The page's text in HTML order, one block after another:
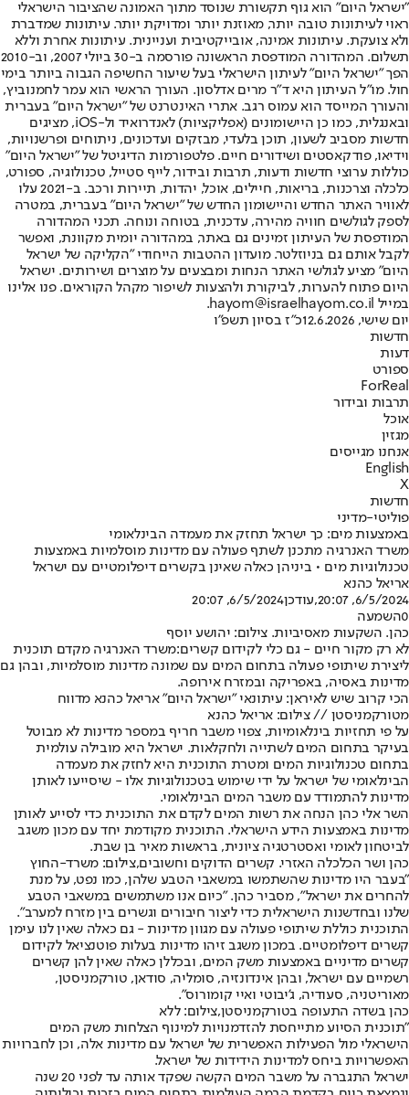
"ישראל היום" הוא גוף תקשורת שנוסד מתוך האמונה שהציבור הישראלי
ראוי לעיתונות טובה יותר, מאוזנת יותר ומדויקת יותר. עיתונות שמדברת
ולא צועקת. עיתונות אמינה, אובייקטיבית ועניינית. עיתונות אחרת וללא
תשלום. המהדורה המודפסת הראשונה פורסמה ב-30 ביולי 2007, וב-2010
הפך "ישראל היום" לעיתון הישראלי בעל שיעור החשיפה הגבוה ביותר בימי
חול. מו"ל העיתון היא ד"ר מרים אדלסון. העורך הראשי הוא עמר לחמנוביץ,
והעורך המייסד הוא עמוס רגב. אתרי האינטרנט של "ישראל היום" בעברית
ובאנגלית, כמו כן היישומונים (אפליקציות) לאנדרואיד ול-iOS, מציגים
חדשות מסביב לשעון, תוכן בלעדי, מבזקים ועדכונים, ניתוחים ופרשנויות,
וידיאו, פודקאסטים ושידורים חיים. פלטפורמות הדיגיטל של "ישראל היום"
כוללות ערוצי חדשות ודעות, תרבות ובידור, לייף סטייל, טכנולוגיה, ספורט,
כלכלה וצרכנות, בריאות, חיילים, אוכל, יהדות, תיירות ורכב. ב-2021 עלו
לאוויר האתר החדש והיישומון החדש של "ישראל היום" בעברית, במטרה
לספק לגולשים חוויה מהירה, עדכנית, בטוחה ונוחה. תכני המהדורה
המודפסת של העיתון זמינים גם באתר, במהדורה יומית מקוונת, ואפשר
לקבל אותם גם בניוזלטר. מועדון ההטבות הייחודי "הקליקה של ישראל
היום" מציע לגולשי האתר הנחות ומבצעים על מוצרים ושירותים. ישראל
היום פתוח להערות, לביקורת ולהצעות לשיפור מקהל הקוראים. פנו אלינו
במייל hayom@israelhayom.co.il.
יום שישי, 12.6.2026
כ"ז בסיון תשפ"ו
חדשות
דעות
ספורט
ForReal
תרבות ובידור
אוכל
מגזין
אנחנו מגייסים
English
X
חדשות
פוליטי-מדיני
באמצעות מים: כך ישראל תחזק את מעמדה הבינלאומי
משרד האנרגיה מתכנן לשתף פעולה עם מדינות מוסלמיות באמצעות
טכנולוגיות מים • ביניהן כאלה שאינן בקשרים דיפלומטיים עם ישראל
אריאל כהנא
6/5/2024, 20:07
,עודכן6/5/2024, 20:07
0השמעה
כהן. השקעות מאסיביות. צילום: יהושע יוסף
לא רק מקור חיים - גם כלי לקידום קשרים:משרד האנרגיה מקדם תוכנית
ליצירת שיתופי פעולה בתחום המים עם שמונה מדינות מוסלמיות, ובהן גם
מדינות באסיה, באפריקה ובמזרח אירופה.
הכי קרוב שיש לאיראן: עיתונאי "ישראל היום" אריאל כהנא מדווח
מטורקמניסטן // צילום: אריאל כהנא
על פי תחזיות בינלאומיות, צפוי משבר חריף במספר מדינות לא מבוטל
בעיקר בתחום המים לשתייה ולחקלאות. ישראל היא מובילה עולמית
בתחום טכנולוגיות המים ומטרת התוכנית היא לחזק את מעמדה
הבינלאומי של ישראל על ידי שימוש בטכנולוגיות אלו - שיסייעו לאותן
מדינות להתמודד עם משבר המים הבינלאומי.
השר אלי כהן הנחה את רשות המים לקדם את התוכנית כדי לסייע לאותן
מדינות באמצעות הידע הישראלי. התוכנית מקודמת יחד עם מכון משגב
לביטחון לאומי ואסטרטגיה ציונית, בראשות מאיר בן שבת.
כהן ושר הכלכלה האזרי. קשרים הדוקים וחשובים,צילום: משרד-החוץ
"בעבר היו מדינות שהשתמשו במשאבי הטבע שלהן, כמו נפט, על מנת
להחרים את ישראל", מסביר כהן. "כיום אנו משתמשים במשאבי הטבע
שלנו ובחדשנות הישראלית כדי ליצור חיבורים וגשרים בין מזרח למערב".
התוכנית כוללת שיתופי פעולה עם מגוון מדינות - גם כאלה שאין לנו עימן
קשרים דיפלומטיים. במכון משגב זיהו מדינות בעלות פוטנציאל לקידום
קשרים מדיניים באמצעות משק המים, ובכללן כאלה שאין להן קשרים
רשמיים עם ישראל, ובהן אינדונזיה, סומליה, סודאן, טורקמניסטן,
מאוריטניה, סעודיה, ג'יבוטי ואיי קומורוס".
כהן בשדה התעופה בטורקמניסטן,צילום: ללא
"תוכנית הסיוע מתייחסת להזדמנויות למינוף הצלחות משק המים
הישראלי מול הפעילות האפשרית של ישראל עם מדינות אלה, וכן לחברויות
האפשרויות ביחס למדינות הידידות של ישראל.
ישראל התגברה על משבר המים הקשה שפקד אותה עד לפני 20 שנה